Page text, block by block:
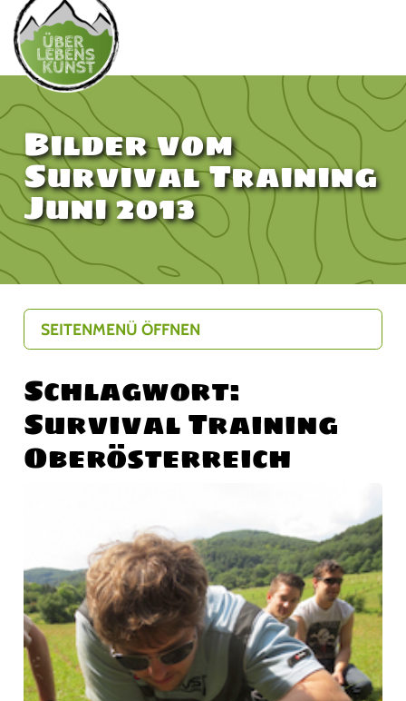
Bilder vom
Survival Training
Juni 2013
Schlagwort:
Survival Training
Oberösterreich
SEITENMENÜ ÖFFNEN